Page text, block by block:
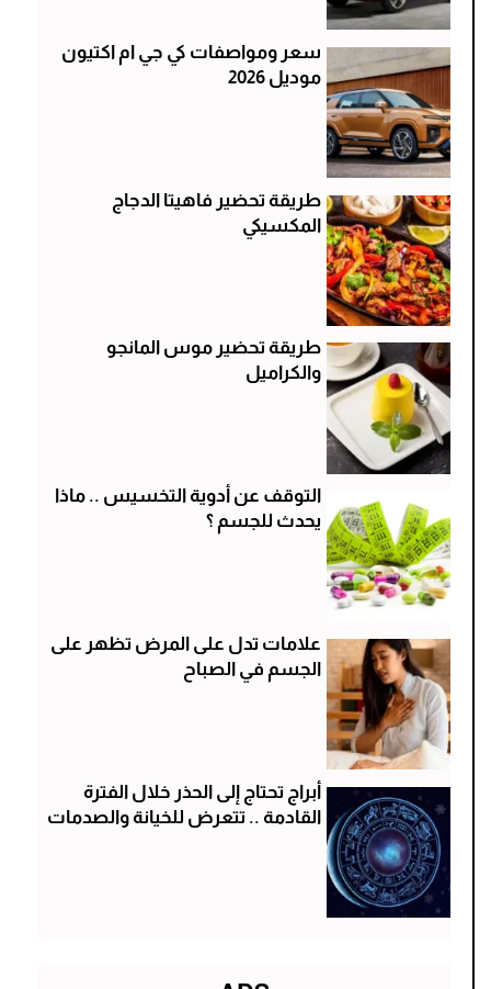
سعر ومواصفات كي جي ام اكتيون
موديل 2026
طريقة تحضير فاهيتا الدجاج
المكسيكي
طريقة تحضير موس المانجو
والكراميل
التوقف عن أدوية التخسيس .. ماذا
يحدث للجسم ؟
علامات تدل على المرض تظهر على
الجسم في الصباح
أبراج تحتاج إلى الحذر خلال الفترة
القادمة .. تتعرض للخيانة والصدمات